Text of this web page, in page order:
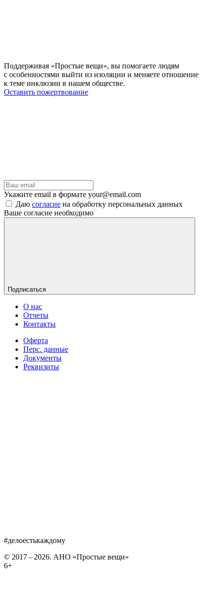
Поддерживая «Простые вещи», вы помогаете людям
с особенностями выйти из изоляции и меняете отношение
к теме инклюзии в нашем обществе.
Оставить пожертвование
Укажите email в формате your@email.com
Даю согласие на обработку персональных данных
Ваше согласие необходимо
Подписаться
О нас
Отчеты
Контакты
Оферта
Перс. данные
Документы
Реквизиты
#делоестькаждому
© 2017 – 2026. АНО «Простые вещи»
6+